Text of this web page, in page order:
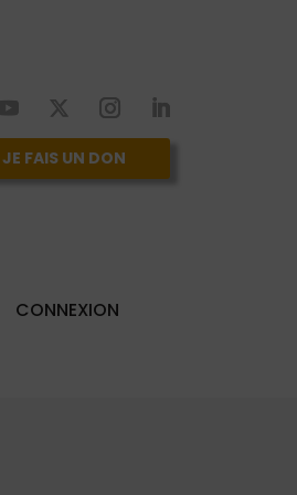
JE FAIS UN DON
CONNEXION